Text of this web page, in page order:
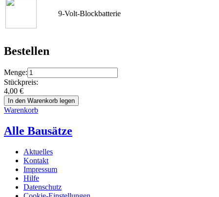
9-Volt-Blockbatterie
Bestellen
Menge:
Stückpreis:
4,00 €
In den Warenkorb legen
Warenkorb
Alle Bausätze
Aktuelles
Kontakt
Impressum
Hilfe
Datenschutz